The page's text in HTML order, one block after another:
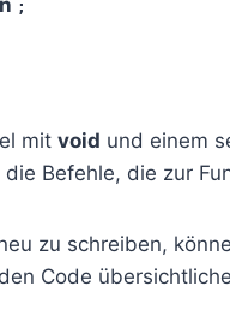
;
mit void und einem
die Befehle, die zur
zu schreiben,
Code